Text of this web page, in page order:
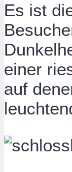
Es ist
einer
auf